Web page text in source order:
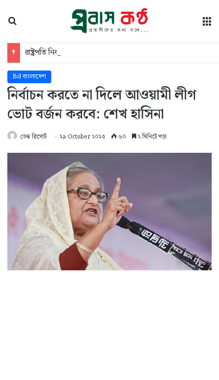
রাষ্ট্রপতি নির্বাচনের ভোটার তালিকা ইসিতে পাঠিয়েছে সংসদ
Bd বাংলাদেশ
নির্বাচন করতে না দিলে আওয়ামী লীগ
ভোট বর্জন করবে: শেখ হাসিনা
ডেস্ক রিপোর্ট ২৯ October ২০২৫ ৬০ ২ মিনিটে পড়া